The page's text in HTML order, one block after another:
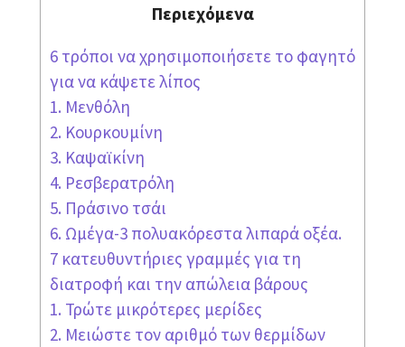
Περιεχόμενα
6 τρόποι να χρησιμοποιήσετε το φαγητό
για να κάψετε λίπος
1. Μενθόλη
2. Κουρκουμίνη
3. Καψαϊκίνη
4. Ρεσβερατρόλη
5. Πράσινο τσάι
6. Ωμέγα-3 πολυακόρεστα λιπαρά οξέα.
7 κατευθυντήριες γραμμές για τη
διατροφή και την απώλεια βάρους
1. Τρώτε μικρότερες μερίδες
2. Μειώστε τον αριθμό των θερμίδων